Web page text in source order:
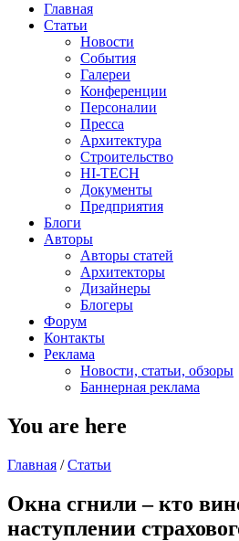
Главная
Статьи
Новости
События
Галереи
Конференции
Персоналии
Пресса
Архитектура
Строительство
HI-TECH
Документы
Предприятия
Блоги
Авторы
Авторы статей
Архитекторы
Дизайнеры
Блогеры
Форум
Контакты
Реклама
Новости, статьи, обзоры
Баннерная реклама
You are here
Главная / Статьи
Окна сгнили – кто
наступлении